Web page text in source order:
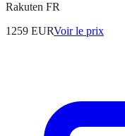
Rakuten FR
1259 EURVoir le prix